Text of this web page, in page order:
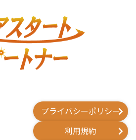
プライバシーポリシー
利用規約